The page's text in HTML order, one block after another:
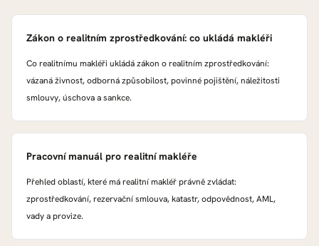
Zákon o realitním zprostředkování: co ukládá makléři
Co realitnímu makléři ukládá zákon o realitním zprostředkování:
vázaná živnost, odborná způsobilost, povinné pojištění, náležitosti
smlouvy, úschova a sankce.
Pracovní manuál pro realitní makléře
Přehled oblastí, které má realitní makléř právně zvládat:
zprostředkování, rezervační smlouva, katastr, odpovědnost, AML,
vady a provize.